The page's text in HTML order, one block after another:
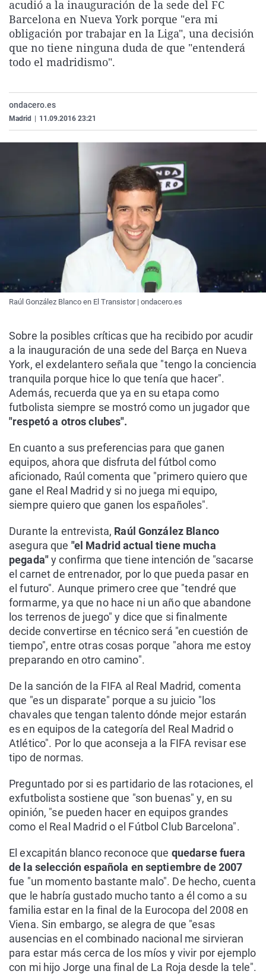
La rosa de los vientos
Gente viajera
Como el perro y el
Caso
Retornados
Equipo de
Extremadura
Galicia
La Rioja
País Vasco
Virales
Televisión
Elecciones
acudió a la inauguración de la sede del FC
Barcelona en Nueva York porque "era mi
obligación por trabajar en la Liga", una decisión
que no tiene ninguna duda de que "entenderá
todo el madridismo".
ondacero.es
Madrid 11.09.2016 23:21
Raúl González Blanco en El Transistor | ondacero.es
Sobre la posibles críticas que ha recibido por acudir
a la inauguración de una sede del Barça en Nueva
York, el exdelantero señala que "tengo la conciencia
tranquila porque hice lo que tenía que hacer".
Además, recuerda que ya en su etapa como
futbolista siempre se mostró como un jugador que
"respetó a otros clubes".
En cuanto a sus preferencias para que ganen
equipos, ahora que disfruta del fútbol como
aficionado, Raúl comenta que "primero quiero que
gane el Real Madrid y si no juega mi equipo,
siempre quiero que ganen los españoles".
Durante la entrevista, Raúl González Blanco
asegura que "el Madrid actual tiene mucha
pegada"y confirma que tiene intención de "sacarse
el carnet de entrenador, por lo que pueda pasar en
el futuro". Aunque primero cree que "tendré que
formarme, ya que no hace ni un año que abandone
los terrenos de juego" y dice que si finalmente
decide convertirse en técnico será "en cuestión de
tiempo", entre otras cosas porque "ahora me estoy
preparando en otro camino".
De la sanción de la FIFA al Real Madrid, comenta
que "es un disparate" porque a su juicio "los
chavales que tengan talento dónde mejor estarán
es en equipos de la categoría del Real Madrid o
Atlético". Por lo que aconseja a la FIFA revisar ese
tipo de normas.
Preguntado por si es partidario de las rotaciones, el
exfutbolista sostiene que "son buenas" y, en su
opinión, "se pueden hacer en equipos grandes
como el Real Madrid o el Fútbol Club Barcelona".
El excapitán blanco reconoce que quedarse fuera
de la selección española en septiembre de 2007
fue "un momento bastante malo". De hecho, cuenta
que le habría gustado mucho tanto a él como a su
familia estar en la final de la Eurocopa del 2008 en
Viena. Sin embargo, se alegra de que "esas
ausencias en el combinado nacional me sirvieran
para estar más cerca de los míos y vivir por ejemplo
con mi hijo Jorge una final de La Roja desde la tele".